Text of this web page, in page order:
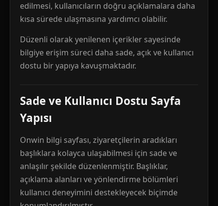
edilmesi, kullanıcıların doğru açıklamalara daha
kısa sürede ulaşmasına yardımcı olabilir.
Düzenli olarak yenilenen içerikler sayesinde
bilgiye erişim süreci daha sade, açık ve kullanıcı
dostu bir yapıya kavuşmaktadır.
Sade ve Kullanıcı Dostu Sayfa
Yapısı
Onwin bilgi sayfası, ziyaretçilerin aradıkları
başlıklara kolayca ulaşabilmesi için sade ve
anlaşılır şekilde düzenlenmiştir. Başlıklar,
açıklama alanları ve yönlendirme bölümleri
kullanıcı deneyimini destekleyecek biçimde